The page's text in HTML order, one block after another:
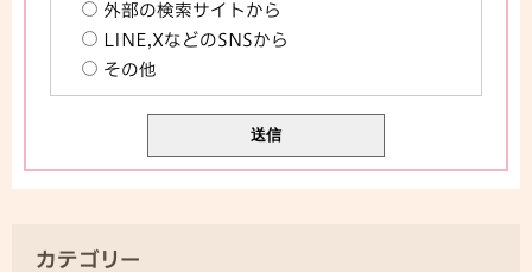
外部の検索サイトから
LINE,XなどのSNSから
その他
カテゴリー